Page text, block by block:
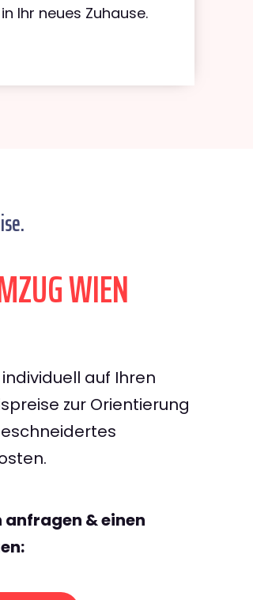
in Ihr neues Zuhause.
WIEN
auf Ihren
zur Orientierung
anfragen & einen